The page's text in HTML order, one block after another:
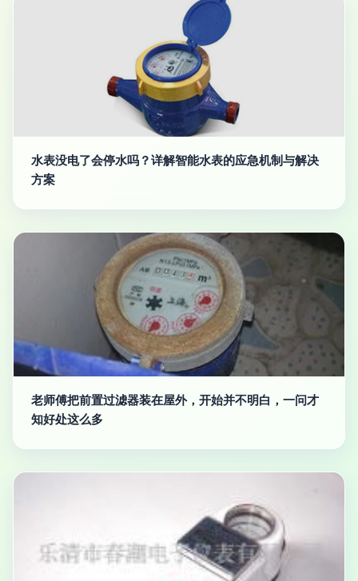
水表没电了会停水吗？详解智能水表的应急机制与解决
方案
老师傅把前置过滤器装在屋外，开始并不明白，一问才
知好处这么多